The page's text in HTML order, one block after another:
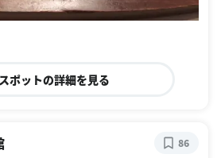
ポットの詳細を見る
86